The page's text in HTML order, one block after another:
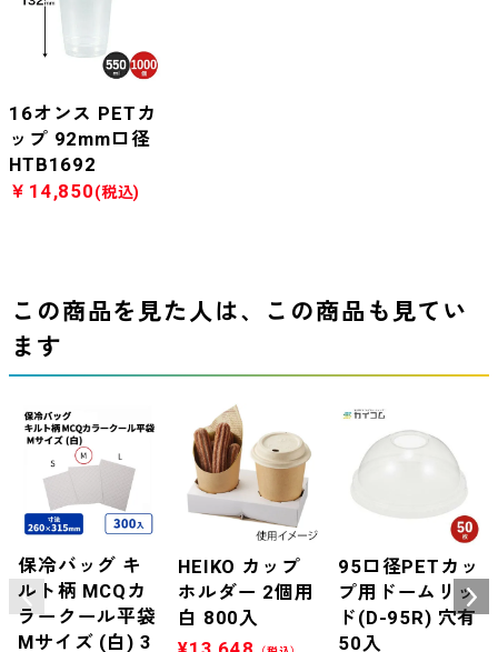
16オンス PETカ
ップ 92mm口径
HTB1692
￥14,850(税込)
この商品を見た人は、この商品も見てい
ます
保冷バッグ キ
ルト柄 MCQカ
ラークール平袋
Mサイズ (白) 3
HEIKO カップ
ホルダー 2個用
白 800入
95口径PETカッ
プ用ドームリッ
ド(D-95R) 穴有
50入